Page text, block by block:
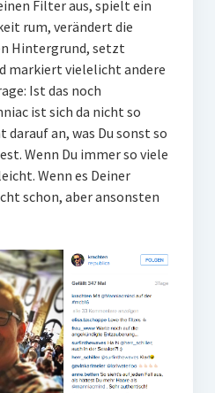
Filter aus, spielt ein
rum, verändert die
Hintergrund, setzt
markiert vielelicht andere
Ist das noch
ist sich da nicht so
darauf an, was Du sonst so
Wenn Du immer so viele
Wenn es Deiner
schon, aber ansonsten